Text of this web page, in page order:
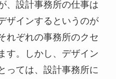
、設計事務所の仕事は
ザインするというのが
れぞれの事務所のクセ
す。しかし、デザイン
っては、設計事務所に